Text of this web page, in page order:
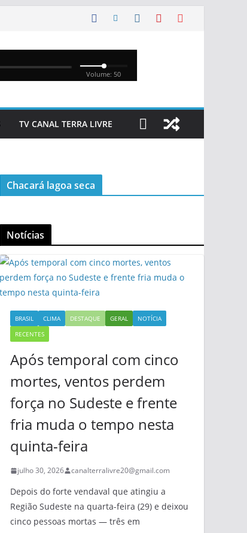
TV CANAL TERRA LIVRE
Chacará lagoa seca
Notícias
BRASIL CLIMA DESTAQUE GERAL
NOTÍCIA
RECENTES
Após temporal com cinco
mortes, ventos perdem
força no Sudeste e frente
fria muda o tempo nesta
quinta-feira
julho 30, 2026 canalterralivre20@gmail.com
Depois do forte vendaval que atingiu a
Região Sudeste na quarta-feira (29) e deixou
cinco pessoas mortas — três em